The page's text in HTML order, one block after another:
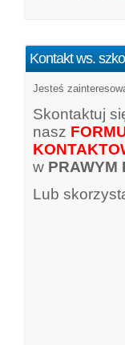
Kontakt ws.
Jesteś
Skontaktuj
nasz
w PRAWYM
Lub